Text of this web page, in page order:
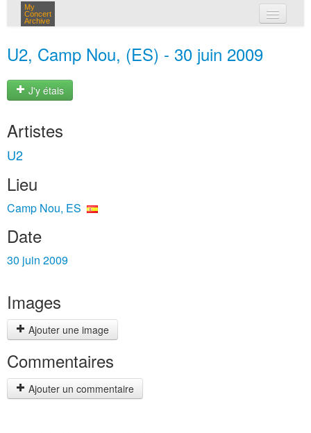
My
Concert
Archive
U2, Camp Nou, (ES) - 30 juin 2009
J'y étais
Artistes
U2
Lieu
Camp Nou, ES
Date
30 juin 2009
Images
Ajouter une image
Commentaires
Ajouter un commentaire